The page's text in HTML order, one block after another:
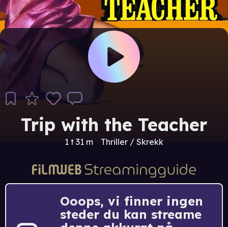
Trip with the Teacher
1 t 31 m Thriller / Skrekk
Ooops, vi finner ingen
steder du kan streame